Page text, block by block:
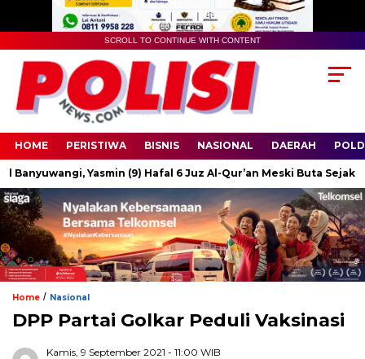
SCROLL TO CONTINUE WITH CONTENT
HOME PERISTIWA BISNIS NASIONAL DAERAH
Yasmin (9) Hafal 6 Juz Al-Qur’an Meski Buta Sejak Balita
Home / Nasional
DPP Partai Golkar Peduli Vaksinasi
Kamis, 9 September 2021 - 11:00 WIB